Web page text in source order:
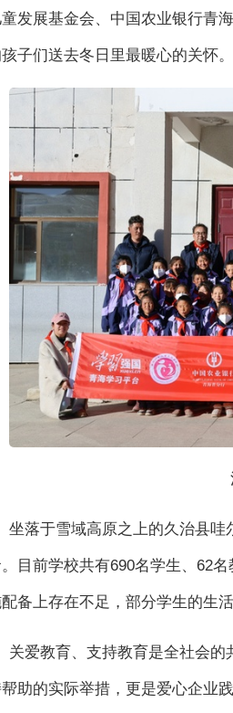
童发展基金会、中国农业银行青
子们送去冬日里最暖心的关怀。
坐落于雪域高原之上的久治县
目前学校共有690名学生、62
备上存在不足，部分学生的生
关爱教育、支持教育是全社会
助的实际举措，更是爱心企业